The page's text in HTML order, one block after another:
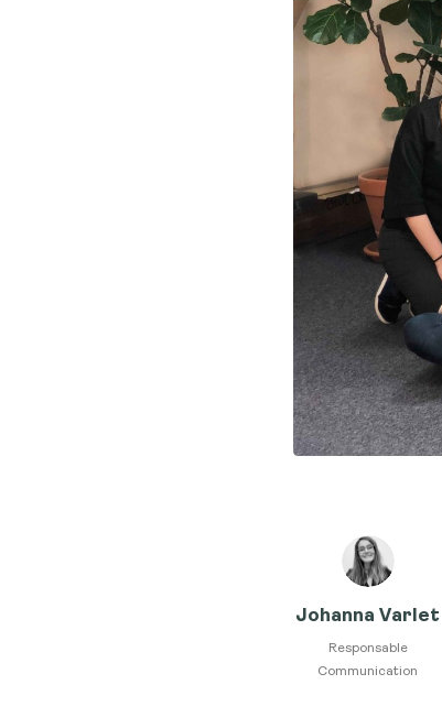
Johanna Varlet
Responsable
Communication